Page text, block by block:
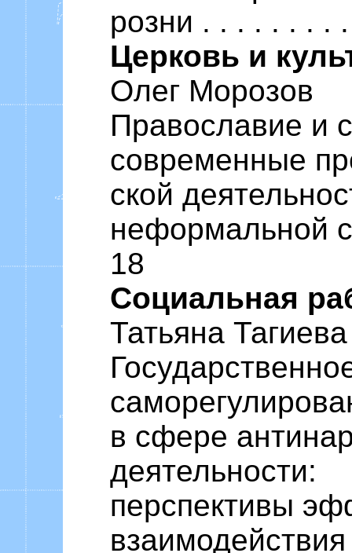
розни . . . . . . . .
Церковь и
Олег Морозов
Православие и
современные
ской
неформальной
18
Социальная
Татьяна Тагиева
в сфере
деятельности:
перспективы